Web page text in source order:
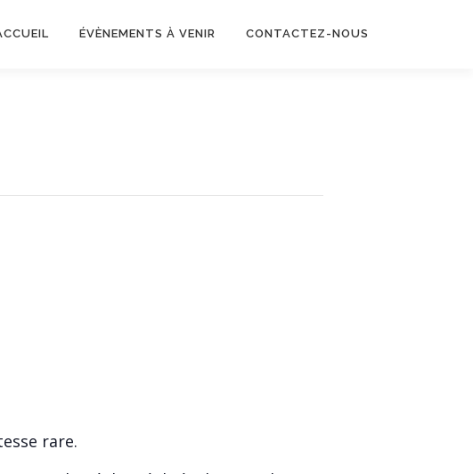
ÉVÈNEMENTS À VENIR CONTACTEZ-NOUS
rare.